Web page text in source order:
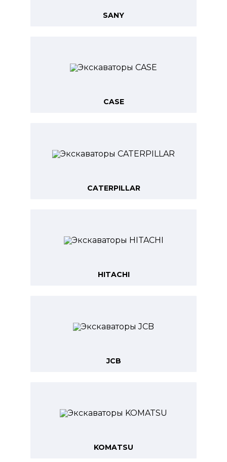
SANY
CASE
CATERPILLAR
HITACHI
JCB
KOMATSU